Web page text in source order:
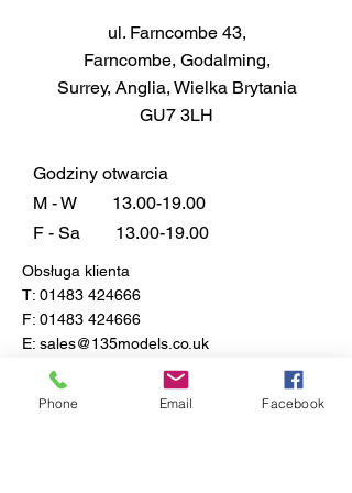
14ml puszka pokrywa ok. 0,3m²
w zależności od grubości
aplikacji
odpowiednim rozcieńczalnikiem,
takim jak Humbrol Enamel
Typowy stosunek rozcieńczania
to 2 części farby na 1 część
rozcieńczalnika. Należy
pamiętać, że kolory Metalcote są
przeznaczone do polerowania po
całkowitym wyschnięciu.
ul. Farncombe 43,
Farncombe, Godalming,
Surrey, Anglia, Wielka Brytania
GU7 3LH
Godziny otwarcia
M - W
13.00-19.00
F - Sa
13.00-19.00
Obsługa klienta
T: 01483 424666
F: 01483 424666
E: sales@135models.co.uk
FAQ
Dostawa i zwroty
Phone Email Facebook